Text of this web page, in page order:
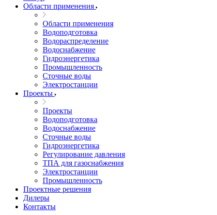
Области применения
Области применения
Водоподготовка
Водораспределение
Водоснабжение
Гидроэнергетика
Промышленность
Сточные воды
Электростанции
Проекты
Проекты
Водоподготовка
Водоснабжение
Сточные воды
Гидроэнергетика
Регулирование давления
ТПА для газоснабжения
Электростанции
Промышленность
Проектные решения
Дилеры
Контакты